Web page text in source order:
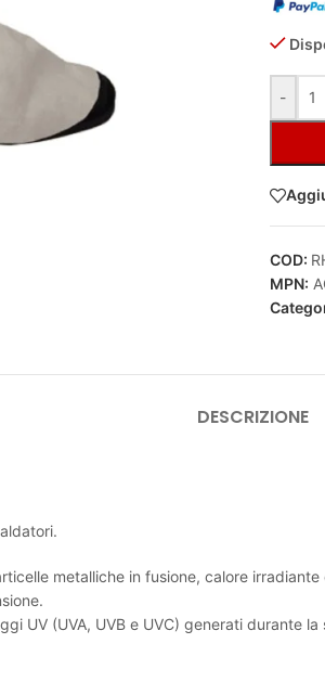
-
COD:
MPN:
DESCRIZIONE
metalliche in fusione, calore
UV (UVA, UVB e UVC) generati durante la